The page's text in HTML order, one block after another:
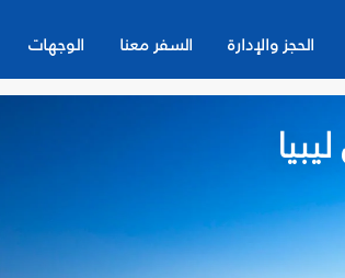
الحجز والإدارة السفر معنا الوجهات